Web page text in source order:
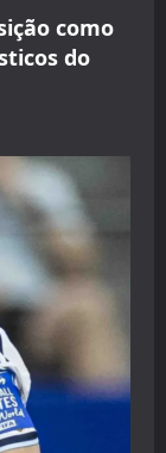
como
do